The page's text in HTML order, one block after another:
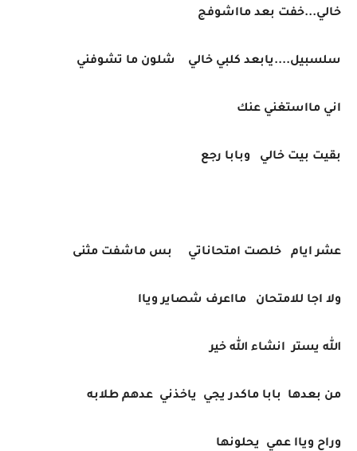
خالي...خفت بعد مااشوفج
سلسبيل....يابعد كلبي خالي شلون ما تشوفني
اني مااستغني عنك
بقيت بيت خالي وبابا رجع
عشر ايام خلصت امتحاناتي بس ماشفت مثنى
ولا اجا للامتحان مااعرف شصاير وياا
الله يستر انشاء الله خير
من بعدها بابا ماكدر يجي ياخذني عدهم طلابه
وراح وياا عمي يحلونها